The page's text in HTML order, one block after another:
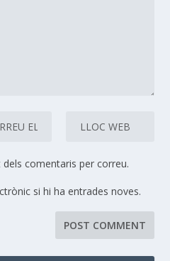
comentaris per correu.
si hi ha entrades noves.